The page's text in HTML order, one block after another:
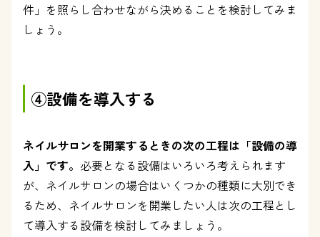
件」を照らし合わせながら決めることを検討してみま
しょう。
④設備を導入する
ネイルサロンを開業するときの次の工程は「設備の導
入」です。 必要となる設備はいろいろ考えられます
が、ネイルサロンの場合はいくつかの種類に大別でき
るため、ネイルサロンを開業したい人は次の工程とし
て導入する設備を検討してみましょう。